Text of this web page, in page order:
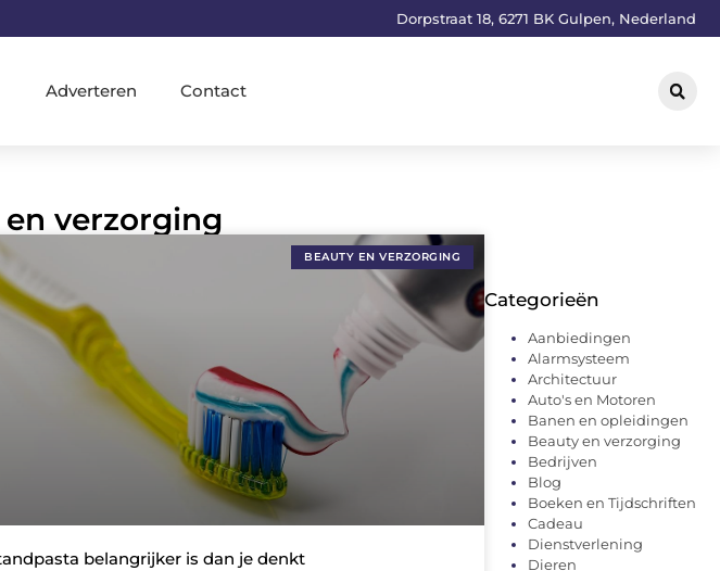
Dorpstraat 18, 6271 BK Gulpen, Nederland
Adverteren Contact
verzorging
BEAUTY EN VERZORGING
belangrijker is dan je denkt
Categorieën
Aanbiedingen
Alarmsysteem
Architectuur
Auto's en Motoren
Banen en opleidingen
Beauty en verzorging
Bedrijven
Blog
Boeken en Tijdschriften
Cadeau
Dienstverlening
Dieren